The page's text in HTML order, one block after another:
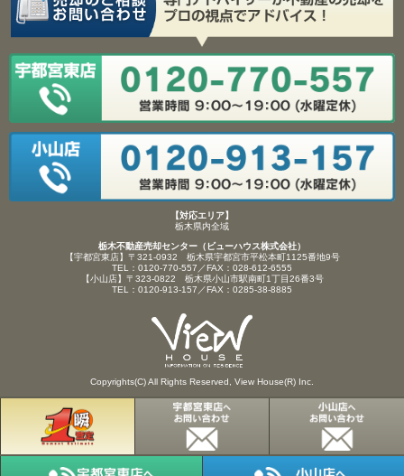
【対応エリア】
栃木県内全域
栃木不動産売却センター（ビューハウス株式会社）
【宇都宮東店】〒321-0932 栃木県宇都宮市平松本町1125番地9号
TEL：0120-770-557／FAX：028-612-6555
【小山店】〒323-0822 栃木県小山市駅南町1丁目26番3号
TEL：0120-913-157／FAX：0285-38-8885
Copyrights(C) All Rights Reserved, View House(R) Inc.